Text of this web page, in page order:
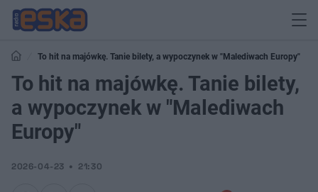
To hit na majówkę. Tanie bilety, a wypoczynek w "Malediwach Europy"
To hit na majówkę. Tanie bilety,
a wypoczynek w "Malediwach
Europy"
2026-04-23 21:30